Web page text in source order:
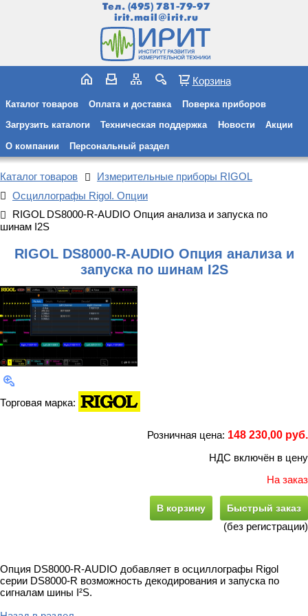
Тел. (495) 781-79-97
irit.mail@irit.ru
Корзина
Каталог товаров Оплата и доставка Поверка приборов
Загрузить каталоги Техническая поддержка Новости Акции
О компании Персональный раздел
Каталог товаров
Измерительные приборы RIGOL
Осциллографы Rigol. Опции
RIGOL DS8000-R-AUDIO Опция анализа и запуска по
шинам I2S
RIGOL DS8000-R-AUDIO Опция анализа и
запуска по шинам I2S
Торговая марка:
Розничная цена: 148 230,00 руб.
НДС включён в цену
На заказ
В корзину Быстрый заказ
(без регистрации)
Опция DS8000-R-AUDIO добавляет в осциллографы Rigol
серии DS8000-R возможность декодирования и запуска по
сигналам шины I²S.